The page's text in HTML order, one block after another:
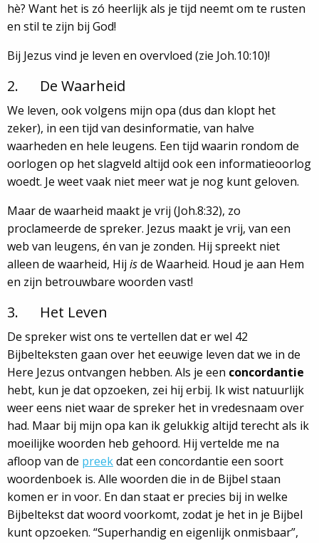
hè? Want het is zó heerlijk als je tijd neemt om te rusten
en stil te zijn bij God!
Bij Jezus vind je leven en overvloed (zie Joh.10:10)!
2. De Waarheid
We leven, ook volgens mijn opa (dus dan klopt het
zeker), in een tijd van desinformatie, van halve
waarheden en hele leugens. Een tijd waarin rondom de
oorlogen op het slagveld altijd ook een informatieoorlog
woedt. Je weet vaak niet meer wat je nog kunt geloven.
Maar de waarheid maakt je vrij (Joh.8:32), zo
proclameerde de spreker. Jezus maakt je vrij, van een
web van leugens, én van je zonden. Hij spreekt niet
alleen de waarheid, Hij isde Waarheid. Houd je aan Hem
en zijn betrouwbare woorden vast!
3. Het Leven
De spreker wist ons te vertellen dat er wel 42
Bijbelteksten gaan over het eeuwige leven dat we in de
Here Jezus ontvangen hebben. Als je een concordantie
hebt, kun je dat opzoeken, zei hij erbij. Ik wist natuurlijk
weer eens niet waar de spreker het in vredesnaam over
had. Maar bij mijn opa kan ik gelukkig altijd terecht als ik
moeilijke woorden heb gehoord. Hij vertelde me na
afloop van de preekdat een concordantie een soort
woordenboek is. Alle woorden die in de Bijbel staan
komen er in voor. En dan staat er precies bij in welke
Bijbeltekst dat woord voorkomt, zodat je het in je Bijbel
kunt opzoeken. “Superhandig en eigenlijk onmisbaar”,